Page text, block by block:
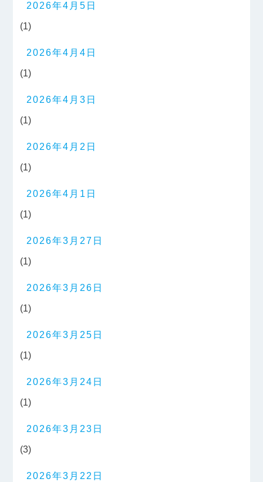
2026年4月5日
(1)
2026年4月4日
(1)
2026年4月3日
(1)
2026年4月2日
(1)
2026年4月1日
(1)
2026年3月27日
(1)
2026年3月26日
(1)
2026年3月25日
(1)
2026年3月24日
(1)
2026年3月23日
(3)
2026年3月22日